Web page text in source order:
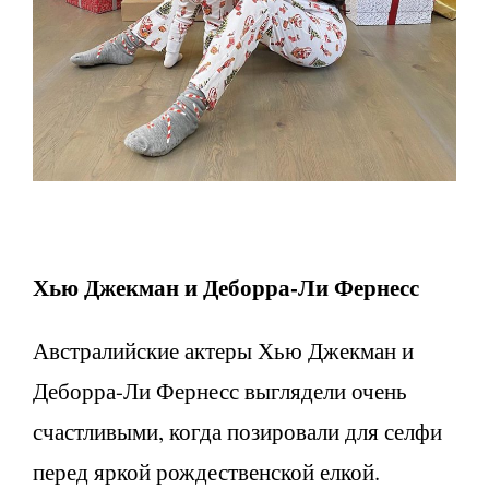
Хью Джекман и Деборра-Ли Фернесс
Австралийские актеры Хью Джекман и
Деборра-Ли Фернесс выглядели очень
счастливыми, когда позировали для селфи
перед яркой рождественской елкой.